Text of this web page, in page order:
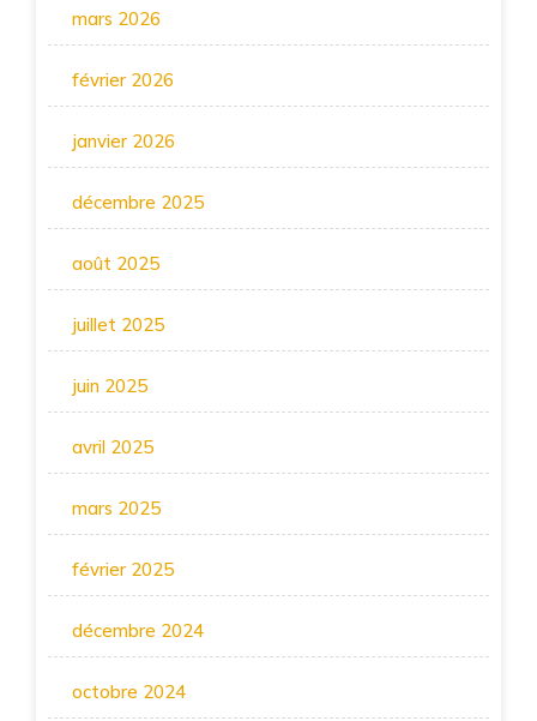
mars 2026
février 2026
janvier 2026
décembre 2025
août 2025
juillet 2025
juin 2025
avril 2025
mars 2025
février 2025
décembre 2024
octobre 2024